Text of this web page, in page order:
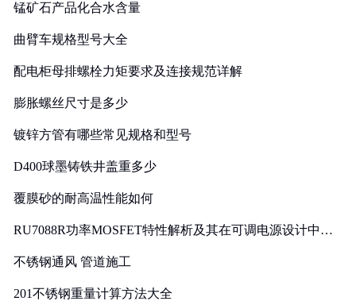
锰矿石产品化合水含量
曲臂车规格型号大全
配电柜母排螺栓力矩要求及连接规范详解
膨胀螺丝尺寸是多少
镀锌方管有哪些常见规格和型号
D400球墨铸铁井盖重多少
覆膜砂的耐高温性能如何
RU7088R功率MOSFET特性解析及其在可调电源设计中的
不锈钢通风 管道施工
201不锈钢重量计算方法大全